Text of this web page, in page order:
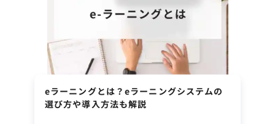
eラーニングとは？eラーニングシステムの
選び方や導入方法も解説